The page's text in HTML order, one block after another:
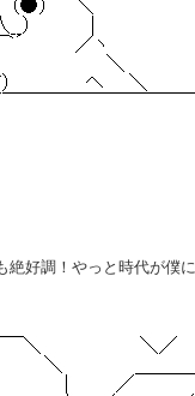
絶好調！やっと時代が僕